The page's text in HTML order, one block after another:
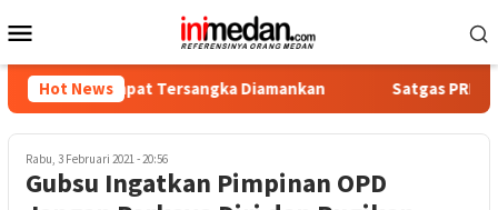
ke
Mobile
Hot News
Empat Tersangka Diamankan Satgas PRR Pacu
Rabu, 3 Februari 2021 - 20:56
Gubsu Ingatkan Pimpinan OPD